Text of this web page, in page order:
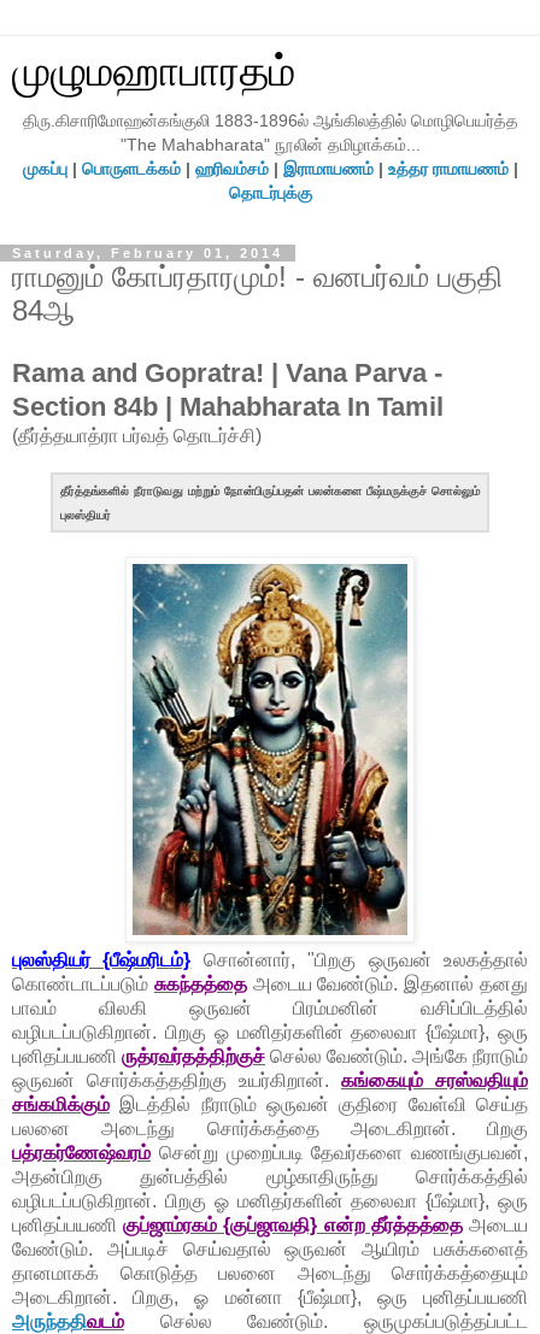
முழுமஹாபாரதம்
திரு.கிசாரிமோஹன்கங்குலி 1883-1896ல் ஆங்கிலத்தில் மொழிபெயர்த்த
"The Mahabharata" நூலின் தமிழாக்கம்...
முகப்பு| பொருளடக்கம்| ஹரிவம்சம்| இராமாயணம்| உத்தர ராமாயணம்|
தொடர்புக்கு
Saturday, February 01, 2014
ராமனும் கோப்ரதாரமும்! - வனபர்வம் பகுதி
84ஆ
Rama and Gopratra! | Vana Parva -
Section 84b | Mahabharata In Tamil
(தீர்த்தயாத்ரா பர்வத் தொடர்ச்சி)
தீர்த்தங்களில் நீராடுவது மற்றும் நோன்பிருப்பதன் பலன்களை பீஷ்மருக்குச் சொல்லும்
புலஸ்தியர்
புலஸ்தியர் {பீஷ்மரிடம்} சொன்னார், "பிறகு ஒருவன் உலகத்தால்
கொண்டாடப்படும் சுகந்தத்தைஅடைய வேண்டும். இதனால் தனது
பாவம் விலகி ஒருவன் பிரம்மனின் வசிப்பிடத்தில்
வழிபடப்படுகிறான். பிறகு ஓ மனிதர்களின் தலைவா {பீஷ்மா}, ஒரு
புனிதப்பயணி ருத்ரவர்தத்திற்குச் செல்ல வேண்டும். அங்கே நீராடும்
ஒருவன் சொர்க்கத்ததிற்கு உயர்கிறான். கங்கையும் சரஸ்வதியும்
சங்கமிக்கும் இடத்தில் நீராடும் ஒருவன் குதிரை வேள்வி செய்த
பலனை அடைந்து சொர்க்கத்தை அடைகிறான். பிறகு
பத்ரகர்ணேஷ்வரம் சென்று முறைப்படி தேவர்களை வணங்குபவன்,
அதன்பிறகு துன்பத்தில் மூழ்காதிருந்து சொர்க்கத்தில்
வழிபடப்படுகிறான். பிறகு ஓ மனிதர்களின் தலைவா {பீஷ்மா}, ஒரு
புனிதப்பயணிகுப்ஜாம்ரகம் {குப்ஜாவதி} என்ற தீர்த்தத்தைஅடைய
வேண்டும். அப்படிச் செய்வதால் ஒருவன் ஆயிரம் பசுக்களைத்
தானமாகக் கொடுத்த பலனை அடைந்து சொர்க்கத்தையும்
அடைகிறான். பிறகு, ஓ மன்னா {பீஷ்மா}, ஒரு புனிதப்பயணி
அருந்ததிவடம் செல்ல வேண்டும். ஒருமுகப்படுத்தப்பட்ட